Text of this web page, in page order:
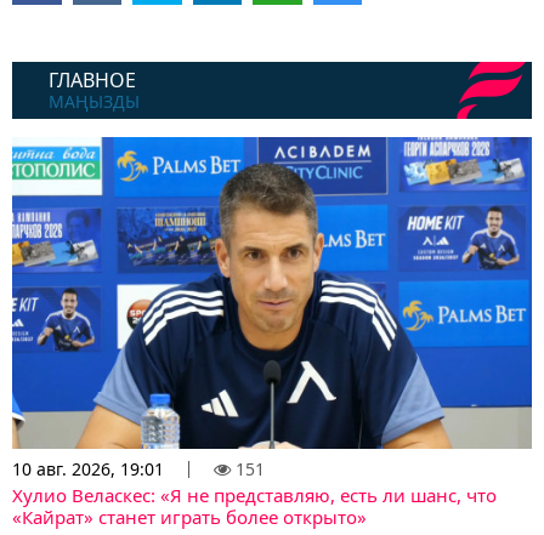
ГЛАВНОЕ
МАҢЫЗДЫ
10 авг. 2026, 19:01 151
Хулио Веласкес: «Я не представляю, есть ли шанс, что
«Кайрат» станет играть более открыто»